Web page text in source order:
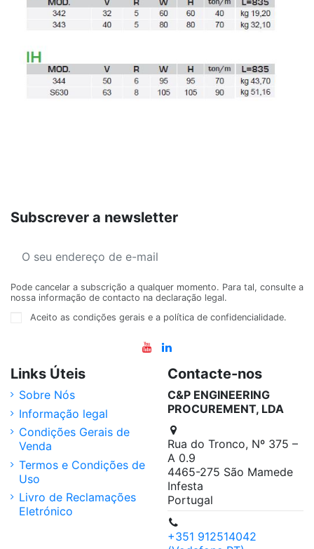
Subscrever a newsletter
Pode cancelar a subscrição a qualquer momento. Para tal, consulte a
nossa informação de contacto na declaração legal.
Aceito as condições gerais e a política de confidencialidade.
Links Úteis
Sobre Nós
Informação legal
Condições Gerais de
Venda
Termos e Condições de
Uso
Livro de Reclamações
Eletrónico
Contacte-nos
C&P ENGINEERING
PROCUREMENT, LDA
Rua do Tronco, Nº 375 –
A 0.9
4465-275 São Mamede
Infesta
Portugal
+351 912514042